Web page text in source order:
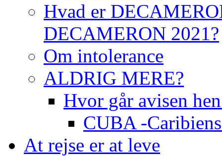
Hvad er
DECAMERON 2021?
Om intolerance
ALDRIG MERE?
Hvor går avisen
CUBA -
At rejse er at leve